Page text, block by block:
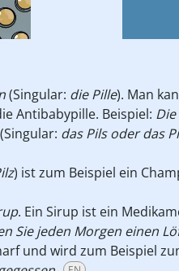
(Singular: die Pille). Man
Antibabypille. Beispiel:
(Singular: das Pils oder das
) ist zum Beispiel ein
. Ein Sirup ist ein
Sie jeden Morgen einen
und wird zum Beispiel